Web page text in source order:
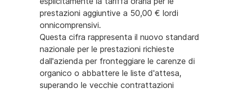
prestazioni aggiuntive a 50,00 € lordi
onnicomprensivi.
Questa cifra rappresenta il nuovo standard
nazionale per le prestazioni richieste
dall'azienda per fronteggiare le carenze di
organico o abbattere le liste d'attesa,
superando le vecchie contrattazioni